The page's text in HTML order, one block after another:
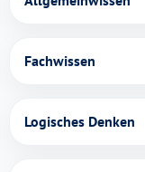
Fachwissen
Logisches Denken